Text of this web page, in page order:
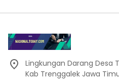
Lingkungan Darang Desa
Kab Trenggalek Jawa